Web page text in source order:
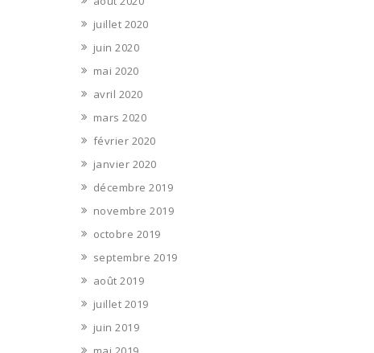
juillet 2020
juin 2020
mai 2020
avril 2020
mars 2020
février 2020
janvier 2020
décembre 2019
novembre 2019
octobre 2019
septembre 2019
août 2019
juillet 2019
juin 2019